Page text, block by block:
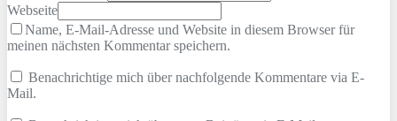
Webseite
Name, E-Mail-Adresse und Website in diesem Browser für
meinen nächsten Kommentar speichern.
Benachrichtige mich über nachfolgende Kommentare via E-
Mail.